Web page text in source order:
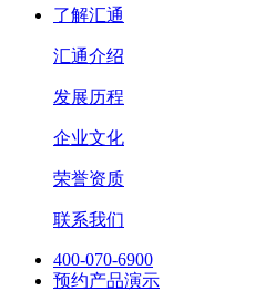
了解汇通
汇通介绍
发展历程
企业文化
荣誉资质
联系我们
400-070-6900
预约产品演示